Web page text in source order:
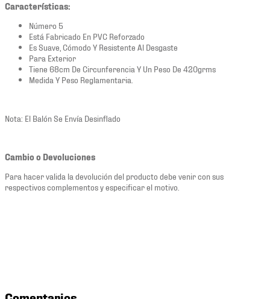
Características:
Número 5
Está Fabricado En PVC Reforzado
Es Suave, Cómodo Y Resistente Al Desgaste
Para Exterior
Tiene 68cm De Circunferencia Y Un Peso De 420grms
Medida Y Peso Reglamentaria.
Nota: El Balón Se Envía Desinflado
Cambio o Devoluciones
Para hacer valida la devolución del producto debe venir con sus
respectivos complementos y especificar el motivo.